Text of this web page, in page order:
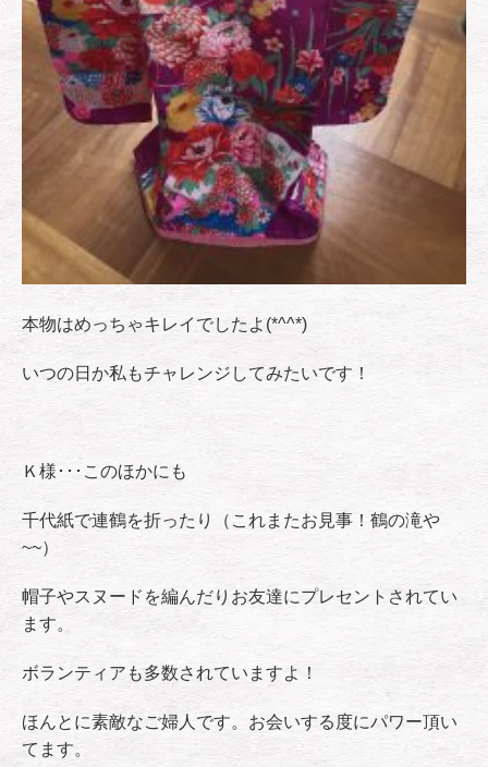
本物はめっちゃキレイでしたよ(*^^*)
いつの日か私もチャレンジしてみたいです！
Ｋ様･･･このほかにも
千代紙で連鶴を折ったり（これまたお見事！鶴の滝や
~~）
帽子やスヌードを編んだりお友達にプレセントされてい
ます。
ボランティアも多数されていますよ！
ほんとに素敵なご婦人です。お会いする度にパワー頂い
てます。